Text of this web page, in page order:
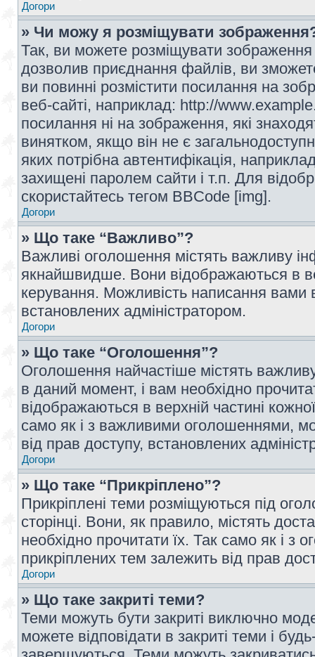
Догори
» Чи можу я розміщувати
Так, ви можете розміщувати
дозволив приєднання файлів, ви
ви повинні розмістити посилання на
веб-сайті, наприклад: http://
посилання ні на зображення, які
винятком, якщо він не є
яких потрібна автентифікація,
захищені паролем сайти і т.п. Для
скористайтесь тегом BBCode [img].
Догори
» Що таке “Важливо”?
Важливі оголошення містять важливу
якнайшвидше. Вони відображаються в
керування. Можливість написання
встановлених адміністратором.
Догори
» Що таке “Оголошення”?
Оголошення найчастіше містять
в даний момент, і вам необхідно
відображаються в верхній частині
само як і з важливими оголошеннями,
від прав доступу, встановлених
Догори
» Що таке “Прикріплено”?
Прикріплені теми розміщуються під
сторінці. Вони, як правило, містять
необхідно прочитати їх. Так само як і
прикріплених тем залежить від прав
Догори
» Що таке закриті теми?
Теми можуть бути закриті виключно
можете відповідати в закриті теми і